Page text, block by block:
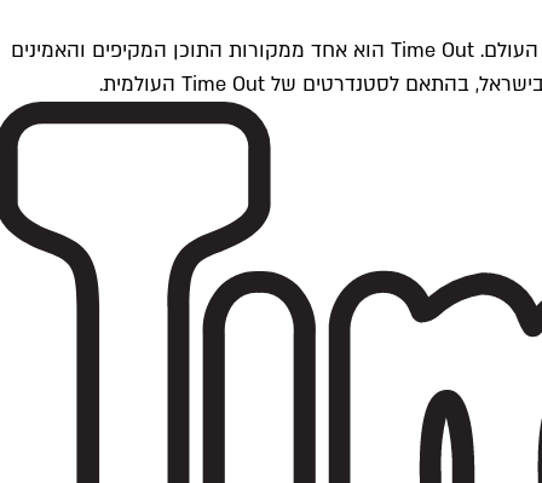
Time Outתל אביב הוא חלק מרשת Time Out Global — רשת מדיה בינלאומית הפועלת ב-360 ערים מרכזיות וב-60 מדינות ברחבי העולם. Time Out הוא אחד ממקורות התוכן המקיפים והאמינים